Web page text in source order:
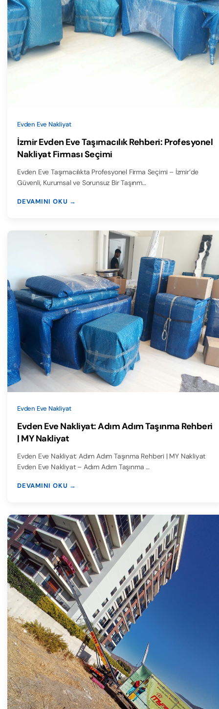
Evden Eve Nakliyat
İzmir Evden Eve Taşımacılık Rehberi: Profesyonel
Nakliyat Firması Seçimi
Evden Eve Taşımacılıkta Profesyonel Firma Seçimi – İzmir’de
Güvenli, Kurumsal ve Sorunsuz Bir Taşınm…
DEVAMINI OKU →
Evden Eve Nakliyat
Evden Eve Nakliyat: Adım Adım Taşınma Rehberi
| MY Nakliyat
Evden Eve Nakliyat: Adım Adım Taşınma Rehberi | MY Nakliyat
Evden Eve Nakliyat – Adım Adım Taşınma …
DEVAMINI OKU →